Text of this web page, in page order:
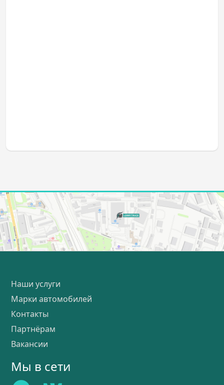
Наши услуги
Марки автомобилей
Контакты
Партнёрам
Вакансии
Мы в сети